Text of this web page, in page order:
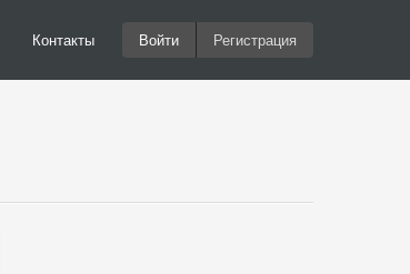
Контакты Войти Регистрация